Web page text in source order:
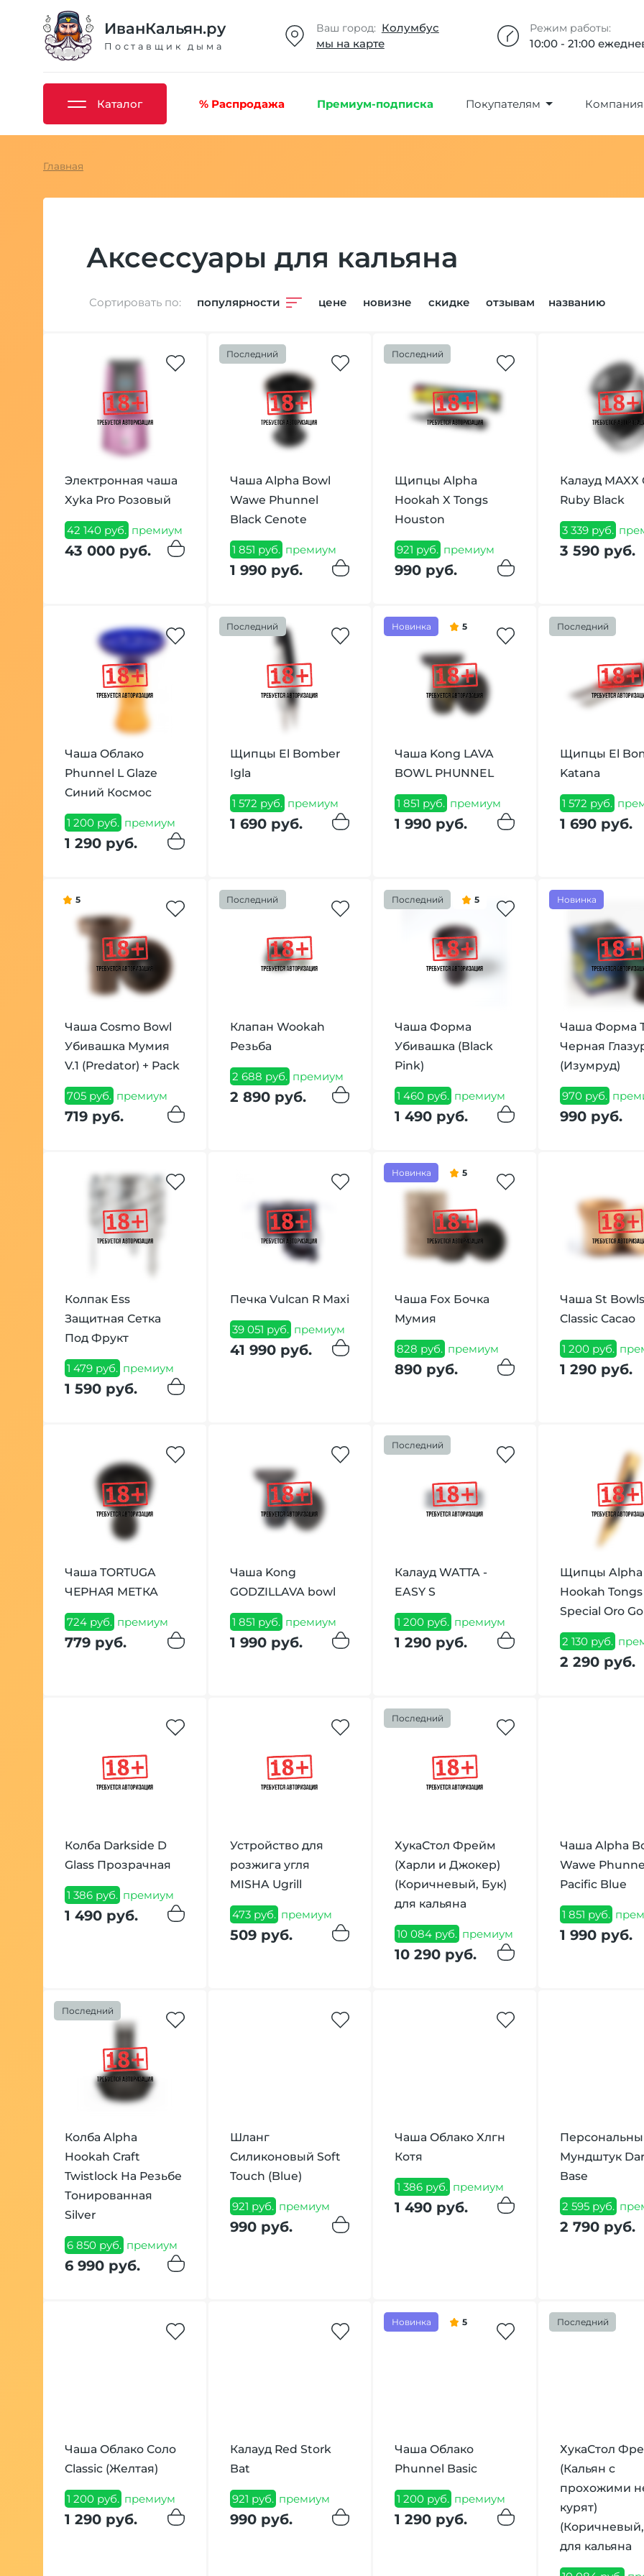
ИванКальян.ру
Поставщик дыма
Ваш город: Колумбус
мы на карте
Режим работы:
10:00 - 21:00
Каталог % Распродажа Премиум-подписка Покупателям Компания
Товар добавлен в корзину
Товар добавлен в избранное
Добавлено максимальное кол-во товара
Товар удален из избранного
Промокод скопирован
Главная
Аксессуары для кальяна
Сортировать по: популярности цене новизне скидке отзывам названию
Электронная чаша
Xyka Pro Розовый
42 140 руб. премиум
43 000 руб.
Последний
Чаша Alpha Bowl
Wawe Phunnel
Black Cenote
1 851 руб. премиум
1 990 руб.
Последний
Щипцы Alpha
Hookah X Tongs
Houston
921 руб. премиум
990 руб.
Калауд MAXX
Ruby Black
3 339 руб.
3 590 руб.
Чаша Облако
Phunnel L Glaze
Синий Космос
1 200 руб. премиум
1 290 руб.
Последний
Щипцы El Bomber
Igla
1 572 руб. премиум
1 690 руб.
Новинка 5
Чаша Kong LAVA
BOWL PHUNNEL
1 851 руб. премиум
1 990 руб.
Последний
Щипцы El
Katana
1 572 руб.
1 690 руб.
5
Чаша Cosmo Bowl
Убивашка Мумия
V.1 (Predator) + Pack
705 руб. премиум
719 руб.
Последний
Клапан Wookah
Резьба
2 688 руб. премиум
2 890 руб.
Последний 5
Чаша Форма
Убивашка (Black
Pink)
1 460 руб. премиум
1 490 руб.
Новинка
Чаша Форма
Черная
(Изумруд)
970 руб.
990 руб.
Колпак Ess
Защитная Сетка
Под Фрукт
1 479 руб. премиум
1 590 руб.
Печка Vulcan R Maxi
39 051 руб. премиум
41 990 руб.
Новинка 5
Чаша Fox Бочка
Мумия
828 руб. премиум
890 руб.
Чаша St Bowls
Classic Cacao
1 200 руб.
1 290 руб.
Чаша TORTUGA
ЧЕРНАЯ МЕТКА
724 руб. премиум
779 руб.
Чаша Kong
GODZILLAVA bowl
1 851 руб. премиум
1 990 руб.
Последний
Калауд WATTA -
EASY S
1 200 руб. премиум
1 290 руб.
Щипцы Alpha
Hookah Tongs
Special Oro
2 130 руб.
2 290 руб.
Колба Darkside D
Glass Прозрачная
1 386 руб. премиум
1 490 руб.
Устройство для
розжига угля
MISHA Ugrill
473 руб. премиум
509 руб.
Последний
ХукаСтол Фрейм
(Харли и Джокер)
(Коричневый, Бук)
для кальяна
10 084 руб. премиум
10 290 руб.
Чаша Alpha
Wawe
Pacific Blue
1 851 руб.
1 990 руб.
Последний
Колба Alpha
Hookah Craft
Twistlock На Резьбе
Тонированная
Silver
6 850 руб. премиум
6 990 руб.
Шланг
Силиконовый Soft
Touch (Blue)
921 руб. премиум
990 руб.
Чаша Облако Xлгн
Котя
1 386 руб. премиум
1 490 руб.
Мундштук
Base
2 595 руб.
2 790 руб.
Чаша Облако Соло
Classic (Желтая)
1 200 руб. премиум
1 290 руб.
Калауд Red Stork
Bat
921 руб. премиум
990 руб.
Новинка 5
Чаша Облако
Phunnel Basic
1 200 руб. премиум
1 290 руб.
Последний
ХукаСтол
(Кальян с
прохожими
курят)
для кальяна